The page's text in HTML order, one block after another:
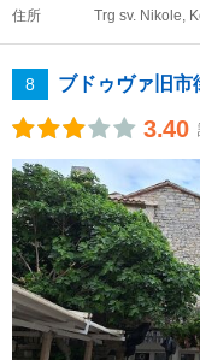
住所 Trg sv. Nikole,
8 ブドゥヴァ旧市
3.40